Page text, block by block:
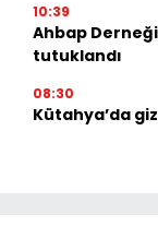
10:39
Ahbap
tutuklandı
08:30
Kütahya’da